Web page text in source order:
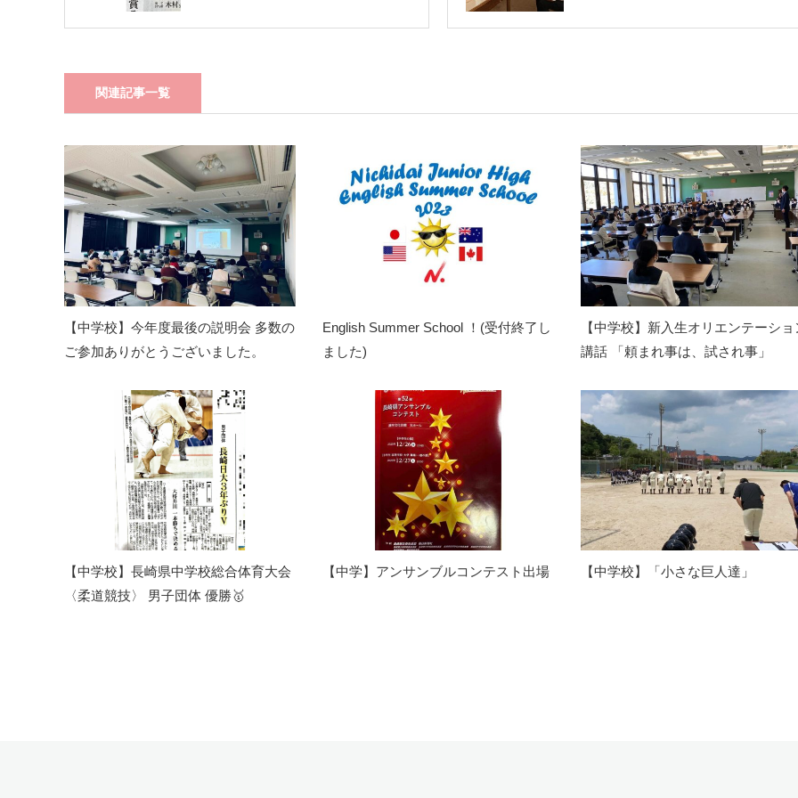
関連記事一覧
【中学校】今年度最後の説明会 多数の
ご参加ありがとうございました。
English Summer School ！(受付終了し
ました)
【中学校】新入生オリエンテーショ
講話 「頼まれ事は、試され事」
【中学校】長崎県中学校総合体育大会
〈柔道競技〉 男子団体 優勝🥇
【中学】アンサンブルコンテスト出場 【中学校】「小さな巨人達」